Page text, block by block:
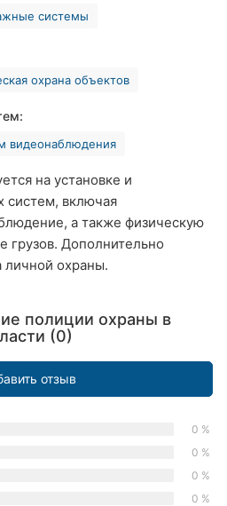
системы
охрана объектов
видеонаблюдения
на установке и
систем, включая
а также физическую
грузов. Дополнительно
личной охраны.
полиции охраны в
(0)
отзыв
0 %
0 %
0 %
0 %